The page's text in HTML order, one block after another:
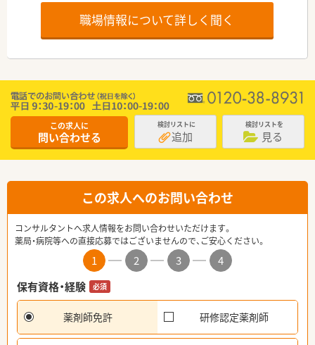
職場情報について詳しく聞く
この求人に
問い合わせる
検討リストに
追加
検討リストを
見る
この求人へのお問い合わせ
コンサルタントへ求人情報をお問い合わせいただけます。
薬局・病院等への直接応募ではございませんので、ご安心ください。
1 2 3
4
保有資格・経験
必須
薬剤師免許 研修認定薬剤師